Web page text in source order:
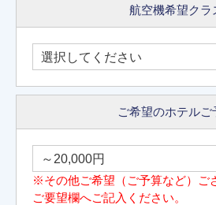
航空機希望クラ
ご希望のホテルご
※その他ご希望（ご予算など）ご
ご要望欄へご記入ください。